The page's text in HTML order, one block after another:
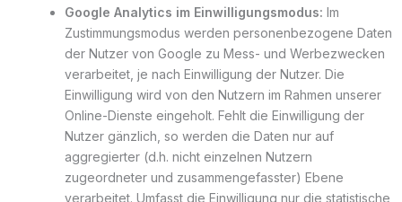
Google Analytics im Einwilligungsmodus: Im
Zustimmungsmodus werden personenbezogene Daten
der Nutzer von Google zu Mess- und Werbezwecken
verarbeitet, je nach Einwilligung der Nutzer. Die
Einwilligung wird von den Nutzern im Rahmen unserer
Online-Dienste eingeholt. Fehlt die Einwilligung der
Nutzer gänzlich, so werden die Daten nur auf
aggregierter (d.h. nicht einzelnen Nutzern
zugeordneter und zusammengefasster) Ebene
verarbeitet. Umfasst die Einwilligung nur die statistische